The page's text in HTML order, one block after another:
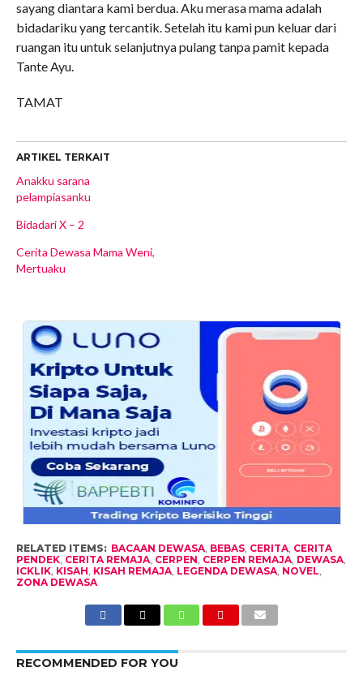
sayang diantara kami berdua. Aku merasa mama adalah
bidadariku yang tercantik. Setelah itu kami pun keluar dari
ruangan itu untuk selanjutnya pulang tanpa pamit kepada
Tante Ayu.
TAMAT
ARTIKEL TERKAIT
Anakku sarana
pelampiasanku
Bidadari X – 2
Cerita Dewasa Mama Weni,
Mertuaku
RELATED ITEMS: BACAAN DEWASA, BEBAS, CERITA, CERITA
PENDEK, CERITA REMAJA, CERPEN, CERPEN REMAJA, DEWASA,
ICKLIK, KISAH, KISAH REMAJA, LEGENDA DEWASA, NOVEL,
ZONA DEWASA
RECOMMENDED FOR YOU